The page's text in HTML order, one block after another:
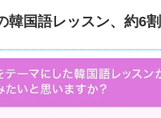
韓国語レッスン、約6